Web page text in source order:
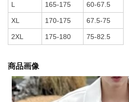
L 165-175 60-67.5
XL 170-175 67.5-75
2XL 175-180 75-82.5
商品画像